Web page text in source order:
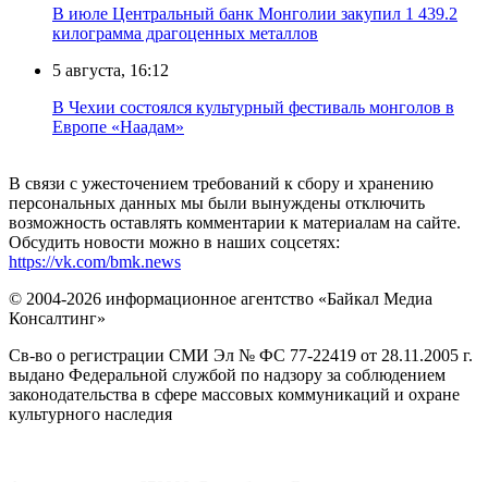
В июле Центральный банк Монголии закупил 1 439.2
килограмма драгоценных металлов
5 августа, 16:12
В Чехии состоялся культурный фестиваль монголов в
Европе «Наадам»
В связи с ужесточением требований к сбору и хранению
персональных данных мы были вынуждены отключить
возможность оставлять комментарии к материалам на сайте.
Обсудить новости можно в наших соцсетях:
https://vk.com/bmk.news
© 2004-2026 информационное агентство «Байкал Медиа
Консалтинг»
Св-во о регистрации СМИ Эл № ФС 77-22419 от 28.11.2005 г.
выдано Федеральной службой по надзору за соблюдением
законодательства в сфере массовых коммуникаций и охране
культурного наследия